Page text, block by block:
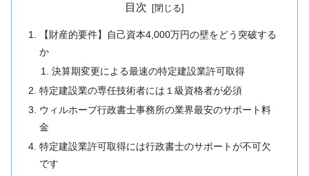
目次
【財産的要件】自己資本4,000万円の壁をどう突破する
か
決算期変更による最速の特定建設業許可取得
特定建設業の専任技術者には１級資格者が必須
ウィルホープ行政書士事務所の業界最安のサポート料
金
特定建設業許可取得には行政書士のサポートが不可欠
です